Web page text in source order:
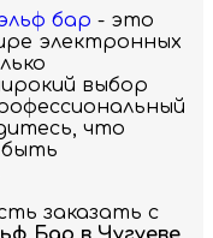
бар - это
электронных
выбор
что
быть
заказать с